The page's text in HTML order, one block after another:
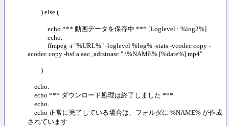
) else (
echo *** 動画データを保存中 *** [Loglevel : %log2%]
echo.
ffmpeg -i "%URL%" -loglevel %log% -stats -vcodec copy -
acodec copy -bsf:a aac_adtstoasc ".\%NAME% [%date%].mp4"
)
echo.
echo *** ダウンロード処理は終了しました ***
echo.
echo 正常に完了している場合は、フォルダに %NAME% が作成
されています